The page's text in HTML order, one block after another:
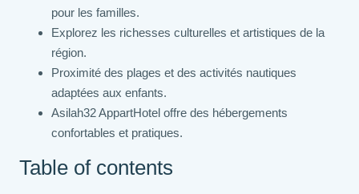
pour les familles.
Explorez les richesses culturelles et artistiques de la
région.
Proximité des plages et des activités nautiques
adaptées aux enfants.
Asilah32 AppartHotel offre des hébergements
confortables et pratiques.
Table of contents